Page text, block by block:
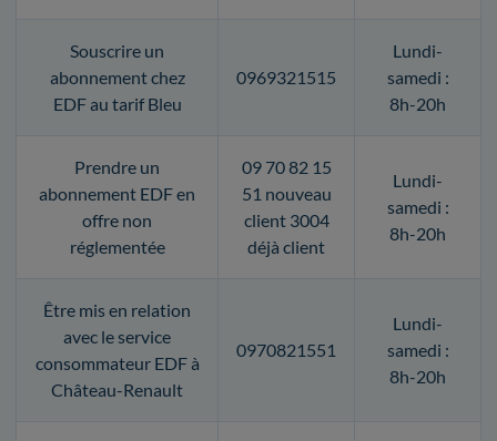
Souscrire un
abonnement chez
EDF au tarif Bleu
0969321515
Lundi-
samedi :
8h-20h
Prendre un
abonnement EDF en
offre non
réglementée
09 70 82 15
51 nouveau
client 3004
déjà client
Lundi-
samedi :
8h-20h
Être mis en relation
avec le service
consommateur EDF à
Château-Renault
0970821551
Lundi-
samedi :
8h-20h